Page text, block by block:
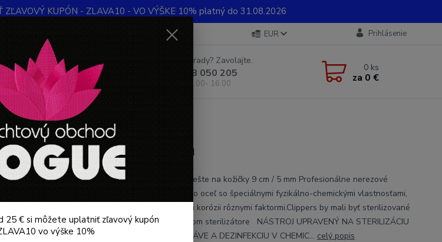
ZĽAVOVÝ KUPÓN - ZLAVA10 - VO VÝŠKE 10% platný do 31.08.2026
EUR Prihlásenie
Hľadať
Neviete si rady? Zavolajte.
+421 948 050 205
Denne od 8.00- 16.00
0 ks
za 0 €
Snippex kliešte na kožičky 9 cm / 5 mm
kožičky 9 cm / 5 mm
Snippex kliešte na kožičky 9 cm / 5 mm Profesionálne nerezové
kliešte. Je to oceľ so špeciálnymi fyzikálno-chemickými vlastnosťami,
odolná voči korózii rôznymi faktormi.Clippers by mali byť sterilizované
v guľôčkovom sterilizátore NÁSTROJ UPRAVENÝ NA STERILIZÁCIU
V AUTOKLÁVE A DEZINFEKCIU V CHEMIC... celý popis
25 € si môžete uplatniť zľavový kupón
vo výške 10%